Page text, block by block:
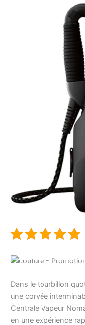
Dans le tourbillon
une corvée
Centrale Vapeur
en une expérience